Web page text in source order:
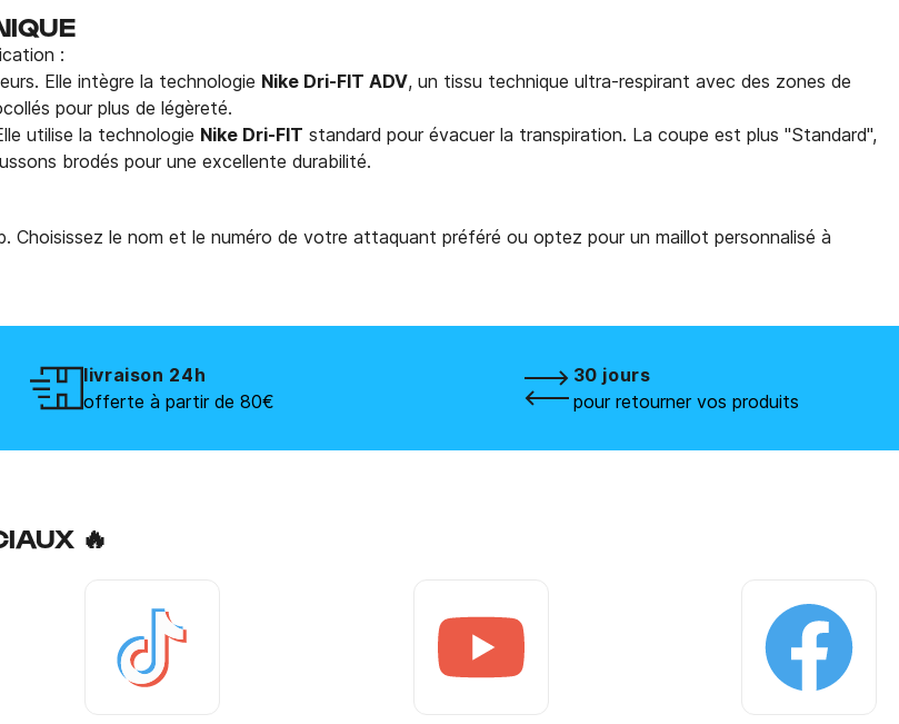
:
Elle intègre la technologie Nike Dri-FIT ADV, un tissu technique ultra-respirant avec des zones de
pour plus de légèreté.
utilise la technologie Nike Dri-FIT standard pour évacuer la transpiration. La coupe est plus "Standard",
brodés pour une excellente durabilité.
le nom et le numéro de votre attaquant préféré ou optez pour un maillot personnalisé à
livraison 24h
offerte à partir de 80€
30 jours
pour retourner vos produits
🔥